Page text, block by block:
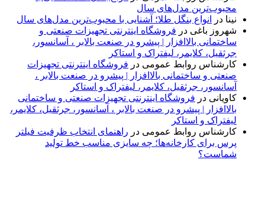
محبوب‌ترین مدل‌های سال
نینا در
انواع بنگل طلا؛ آشنایی با محبوب‌ترین مدل‌های سال
شهروز باغی در فروشگاه اینترنتی تجهیزات صنعتی و
ساختمانی بالاافزار | پیشرو در صنعت بالابر ، آسانسور،
جرثقیل، کلایمر، لیفتراک و استاکر
کارشناس روابط عمومی در فروشگاه اینترنتی تجهیزات
صنعتی و ساختمانی بالاافزار | پیشرو در صنعت بالابر ،
آسانسور، جرثقیل، کلایمر، لیفتراک و استاکر
کاویانی در فروشگاه اینترنتی تجهیزات صنعتی و ساختمانی
بالاافزار | پیشرو در صنعت بالابر ، آسانسور، جرثقیل، کلایمر،
لیفتراک و استاکر
کارشناس روابط عمومی در راهنمای انتخاب ظرفیت فیلتر
پرس برای کارخانه‌ها؛ چه سایزی مناسب خط تولید
شماست؟